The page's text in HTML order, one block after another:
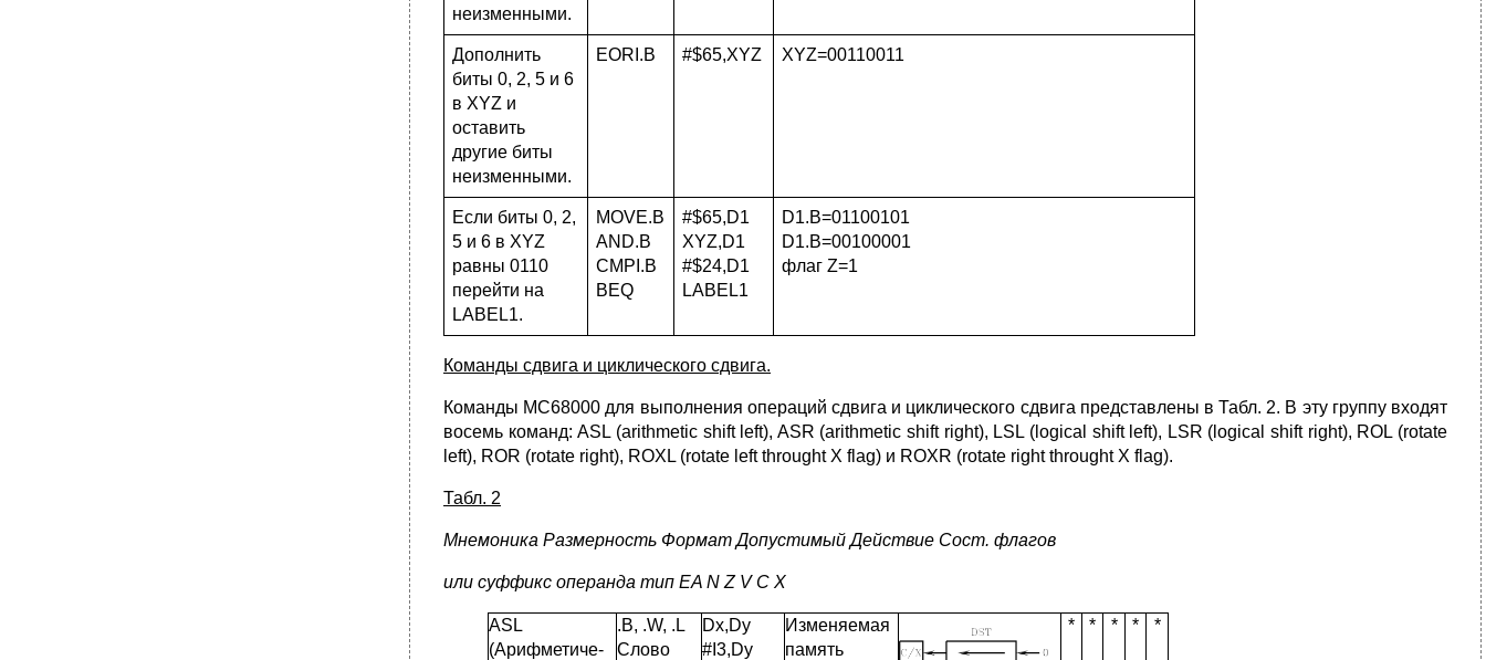
неизменными.
Дополнить
биты 0, 2, 5 и 6
в XYZ и
оставить
другие биты
неизменными.
EORI.B #$65,XYZ XYZ=00110011
Если биты 0, 2,
5 и 6 в XYZ
равны 0110
перейти на
LABEL1.
MOVE.B
AND.B
CMPI.B
BEQ
#$65,D1
XYZ,D1
#$24,D1
LABEL1
D1.B=01100101
D1.B=00100001
флаг Z=1
Команды сдвига и циклического сдвига.
Команды МС68000 для выполнения операций сдвига и циклического сдвига представлены в Табл. 2. В эту группу входят
восемь команд: ASL (arithmetic shift left), ASR (arithmetic shift right), LSL (logical shift left), LSR (logical shift right), ROL (rotate
left), ROR (rotate right), ROXL (rotate left throught X flag) и ROXR (rotate right throught X flag).
Табл. 2
Мнемоника Размерность Формат Допустимый Действие Сост. флагов
или суффикс операнда тип EA N Z V C X
ASL
(Арифметиче-
.B, .W, .L
Слово
Dx,Dy
#I3,Dy
Изменяемая
память
* * * * *